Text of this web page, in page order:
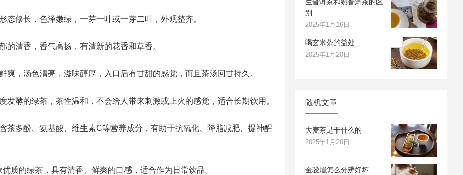
态修长，色泽嫩绿，一芽一叶或一芽二叶，外观整齐。
的清香，香气高扬，有清新的花香和草香。
爽，汤色清亮，滋味醇厚，入口后有甘甜的感觉，而且茶汤回甘持久。
发酵的绿茶，茶性温和，不会给人带来刺激或上火的感觉，适合长期饮用。
茶多酚、氨基酸、维生素C等营养成分，有助于抗氧化、降脂减肥、提神醒
质的绿茶，具有清香、鲜爽的口感，适合作为日常饮品。
别
2025年1月16日
喝玄米茶的益处
2025年1月20日
随机文章
大麦茶是干什么的
2025年1月20日
金骏眉怎么分辨好坏